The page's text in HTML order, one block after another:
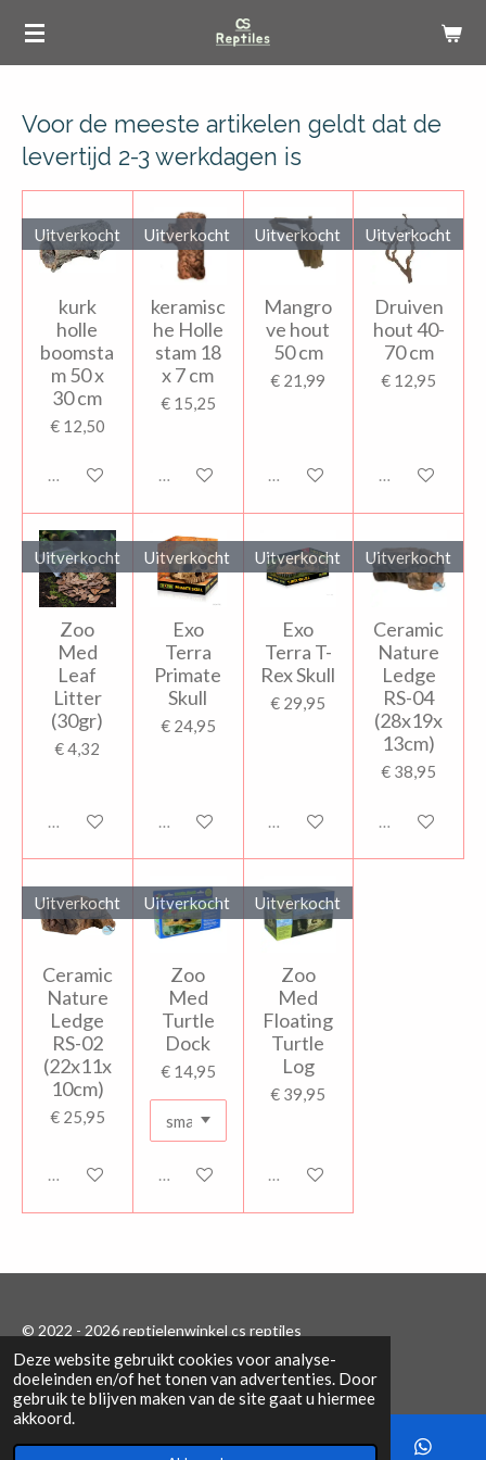
Deze website gebruikt cookies voor analyse-
doeleinden en/of het tonen van advertenties. Door
gebruik te blijven maken van de site gaat u hiermee
akkoord.
Ga
deVoor de meeste artikelen geldt dat de
levertijd 2-3 werkdagen is
Uitverkocht
kurk
holle
boomsta
m 50 x
30 cm
€ 12,50
Uitverkocht
Uitverkocht
keramisc
he Holle
stam 18
x 7 cm
€ 15,25
Uitverkocht
Uitverkocht
Mangro
ve hout
50 cm
€ 21,99
Uitverkocht
Uitverkocht
Druiven
hout 40-
70 cm
€ 12,95
Uitverkocht
Uitverkocht
Zoo
Med
Leaf
Litter
(30gr)
€ 4,32
Uitverkocht
Uitverkocht
Exo
Terra
Primate
Skull
€ 24,95
Uitverkocht
Uitverkocht
Exo
Terra T-
Rex Skull
€ 29,95
Uitverkocht
Uitverkocht
Ceramic
Nature
Ledge
RS-04
(28x19x
13cm)
€ 38,95
Uitverkocht
Uitverkocht
Ceramic
Nature
Ledge
RS-02
(22x11x
10cm)
€ 25,95
Uitverkocht
Uitverkocht
Zoo
Med
Turtle
Dock
€ 14,95
Uitverkocht
Uitverkocht
Zoo
Med
Floating
Turtle
Log
€ 39,95
Uitverkocht
© 2022 - 2026 reptielenwinkel cs reptiles
Powered byJouwWeb